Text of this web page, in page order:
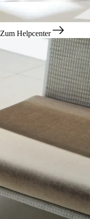
Zum Helpcenter